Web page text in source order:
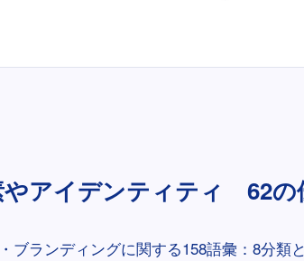
やアイデンティティ 62の
・ブランディングに関する158語彙：8分類